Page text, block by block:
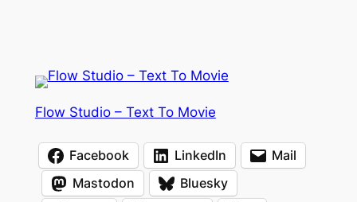
Flow Studio – Text To Movie
Facebook LinkedIn
Mail
Mastodon
Bluesky